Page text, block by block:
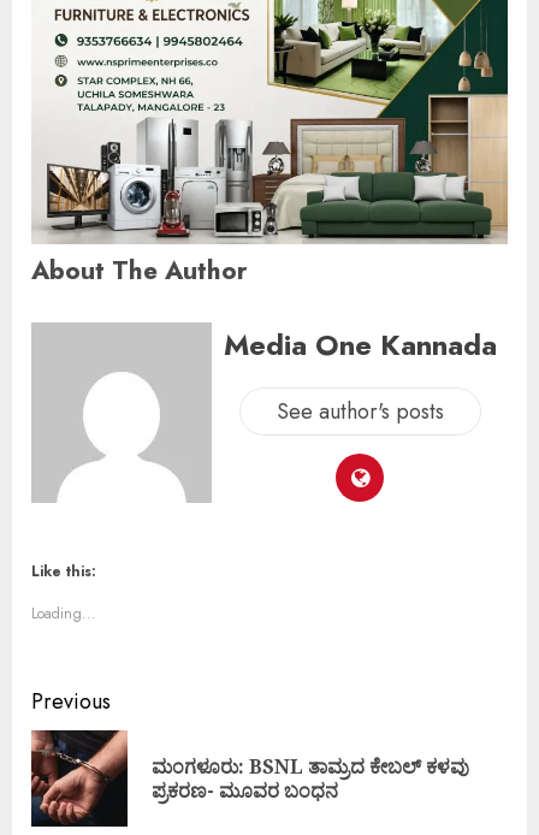
About The Author
Media One Kannada
See author's posts
Like this:
Loading...
Previous
ಮಂಗಳೂರು: BSNL ತಾಮ್ರದ ಕೇಬಲ್ ಕಳವು
ಪ್ರಕರಣ- ಮೂವರ ಬಂಧನ